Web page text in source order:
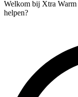
Welkom bij Xtra Warm
helpen?